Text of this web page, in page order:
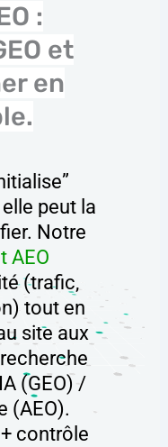
:
et
en
peut la
Notre
AEO
(trafic,
tout en
site aux
(GEO) /
(AEO).
contrôle